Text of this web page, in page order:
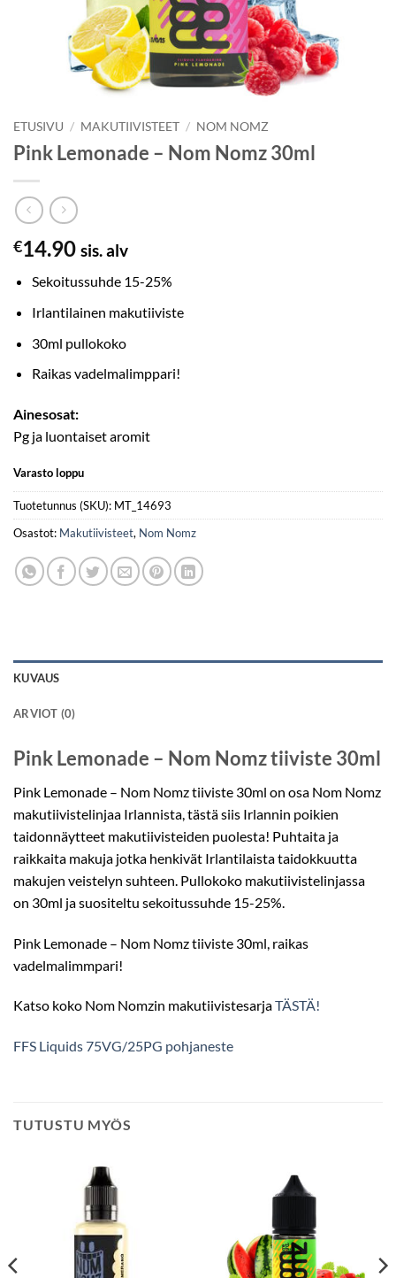
ETUSIVU / MAKUTIIVISTEET / NOM NOMZ
Pink Lemonade – Nom Nomz 30ml
€14.90 sis. alv
Sekoitussuhde 15-25%
Irlantilainen makutiiviste
30ml pullokoko
Raikas vadelmalimppari!
Ainesosat:
Pg ja luontaiset aromit
Varasto loppu
Tuotetunnus (SKU): MT_14693
Osastot: Makutiivisteet, Nom Nomz
KUVAUS
ARVIOT (0)
Pink Lemonade – Nom Nomz tiiviste 30ml
Pink Lemonade – Nom Nomz tiiviste 30ml on osa Nom Nomz
makutiivistelinjaa Irlannista, tästä siis Irlannin poikien
taidonnäytteet makutiivisteiden puolesta! Puhtaita ja
raikkaita makuja jotka henkivät Irlantilaista taidokkuutta
makujen veistelyn suhteen. Pullokoko makutiivistelinjassa
on 30ml ja suositeltu sekoitussuhde 15-25%.
Pink Lemonade – Nom Nomz tiiviste 30ml, raikas
vadelmalimmpari!
Katso koko Nom Nomzin makutiivistesarjaTÄSTÄ!
FFS Liquids 75VG/25PG pohjaneste
TUTUSTU MYÖS